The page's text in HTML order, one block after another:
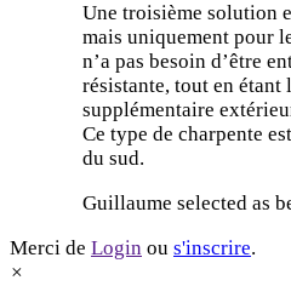
Une troisième solution
mais uniquement pour
n’a pas besoin d’être
résistante, tout en étant
supplémentaire
Ce type de charpente
du sud.
Guillaume selected as
Merci de Login ou s'inscrire.
×